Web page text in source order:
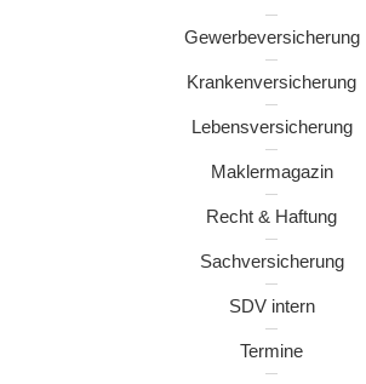
Gewerbeversicherung
Krankenversicherung
Lebensversicherung
Maklermagazin
Recht & Haftung
Sachversicherung
SDV intern
Termine